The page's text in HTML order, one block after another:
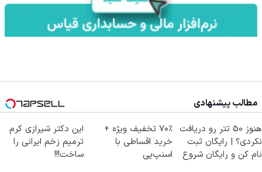
مطالب پیشنهادی
هنوز 50 تتر رو دریافت
نکردی؟ | رایگان ثبت
نام کن و رایگان شروع
70٪ تخفیف ویژه +
خرید اقساطی با
اسنپ‌پی
این دکتر شیرازی کرم
ترمیم زخم ایرانی را
ساخت!!!